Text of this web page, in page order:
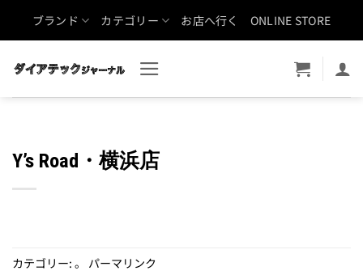
ブランド カテゴリー お店へ行く ONLINE STORE
Y’s Road・横浜店
カテゴリー: 。 パーマリンク